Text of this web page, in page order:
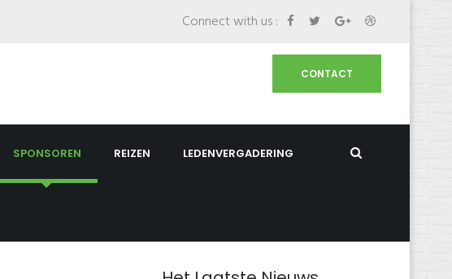
Connect with us :
CONTACT
SPONSOREN REIZEN LEDENVERGADERING